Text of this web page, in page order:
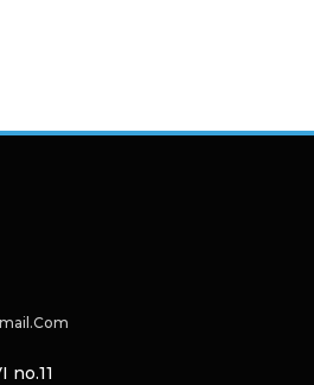
no.11